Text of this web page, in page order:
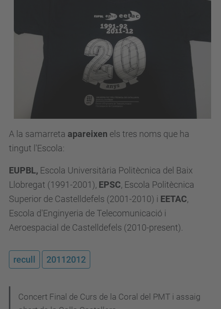
A la samarreta apareixen els tres noms que ha
tingut l'Escola:
EUPBL, Escola Universitària Politècnica del Baix
Llobregat (1991-2001), EPSC, Escola Politècnica
Superior de Castelldefels (2001-2010) i EETAC,
Escola d'Enginyeria de Telecomunicació i
Aeroespacial de Castelldefels (2010-present).
recull 20112012
Concert Final de Curs de la Coral del PMT i assaig